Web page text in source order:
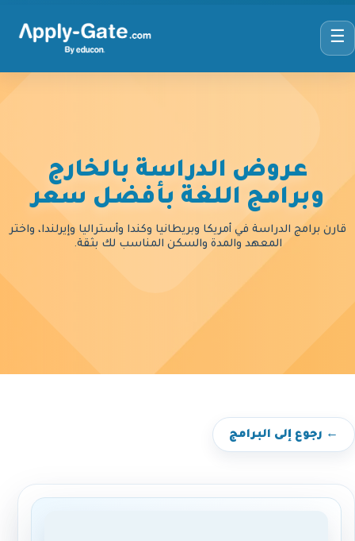
☰
عروض الدراسة بالخارج
وبرامج اللغة بأفضل سعر
قارن برامج الدراسة في أمريكا وبريطانيا وكندا وأستراليا وإيرلندا، واختر
المعهد والمدة والسكن المناسب لك بثقة.
← رجوع إلى البرامج